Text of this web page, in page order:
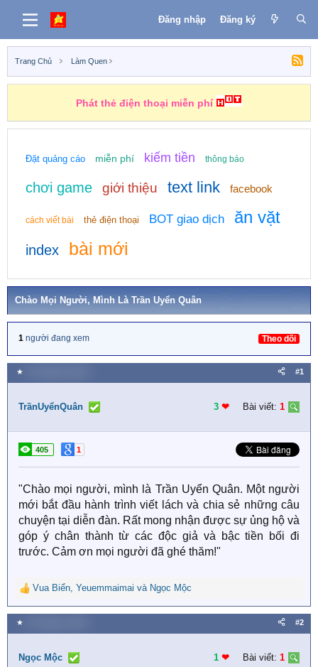
Đăng nhập Đăng ký
Trang Chủ Làm Quen
Phát thẻ điện thoại miễn phí
Đặt quảng cáo miễn phí kiếm tiền thông báo
chơi game giới thiệu text link facebook
cách viết bài thẻ điện thoại BOT giao dịch ăn vặt
index bài mới
Chào Mọi Người, Mình Là Trần Uyển Quân
1 người đang xem Theo dõi
★ #1
TrầnUyểnQuân 3 ❤︎ Bài viết: 1
405 1
"Chào mọi người, mình là Trần Uyển Quân. Một người
mới bắt đầu hành trình viết lách và chia sẻ những câu
chuyện tại diễn đàn. Rất mong nhận được sự ủng hộ và
góp ý chân thành từ các độc giả và bậc tiền bối đi
trước. Cảm ơn mọi người đã ghé thăm!"
R
e
a
c
i
Vua Biển, Yeuemmaimai và Ngọc Mộc
★ #2
Ngọc Mộc 1 ❤︎ Bài viết: 1